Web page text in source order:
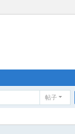
帖子